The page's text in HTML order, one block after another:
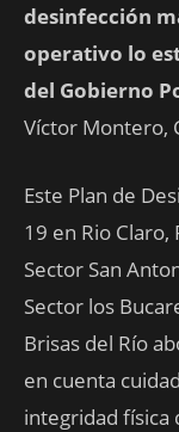
desinfección
operativo lo
del Gobierno
Víctor Montero,
Este Plan de
19 en Rio Claro,
Sector San
Sector los
Brisas del Río
en cuenta
integridad física